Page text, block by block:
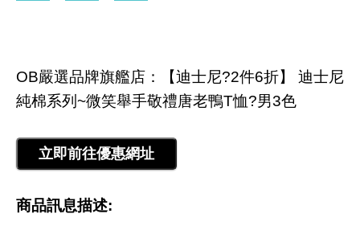
OB嚴選品牌旗艦店：【迪士尼?2件6折】 迪士尼
純棉系列~微笑舉手敬禮唐老鴨T恤?男3色
商品訊息描述: